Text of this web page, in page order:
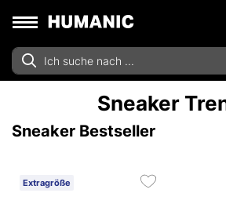
Sneaker
Sneaker Bestseller
Extragröße